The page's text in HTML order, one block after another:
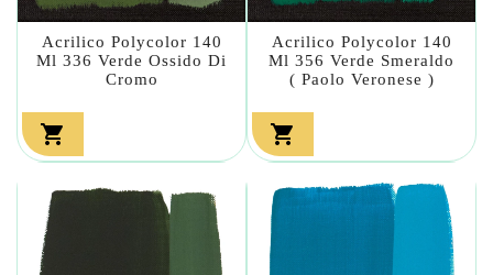
Acrilico Polycolor 140
Ml 336 Verde Ossido Di
Cromo

Acrilico Polycolor 140
Ml 356 Verde Smeraldo
( Paolo Veronese )
